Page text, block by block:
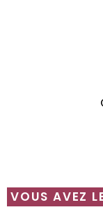
VOUS AVEZ